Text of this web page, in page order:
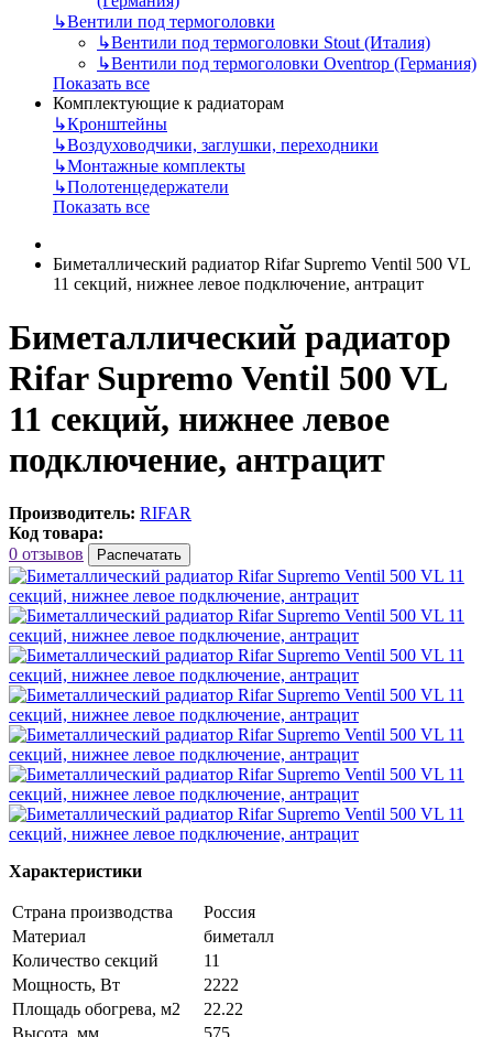
↳Вентили под термоголовки
↳Вентили под термоголовки Stout (Италия)
↳Вентили под термоголовки Oventrop (Германия)
Показать все
Комплектующие к радиаторам
↳Кронштейны
↳Воздуховодчики, заглушки, переходники
↳Монтажные комплекты
↳Полотенцедержатели
Показать все
Биметаллический радиатор Rifar Supremo Ventil 500 VL
11 секций, нижнее левое подключение, антрацит
Биметаллический радиатор
Rifar Supremo Ventil 500 VL
11 секций, нижнее левое
подключение, антрацит
Производитель: RIFAR
Код товара:
0 отзывов
Распечатать
Характеристики
Страна производства
Россия
Материал
биметалл
Количество секций
11
Мощность, Вт
2222
Площадь обогрева, м2
22.22